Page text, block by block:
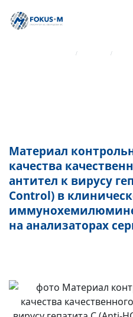
Материал
качества
антител к вирусу
Control) в
на анализаторах